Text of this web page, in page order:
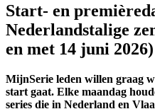
Start- en
Nederlandstalige
en met 14 juni 2026)
MijnSerie leden willen graag
start gaat. Elke maandag
series die in Nederland en